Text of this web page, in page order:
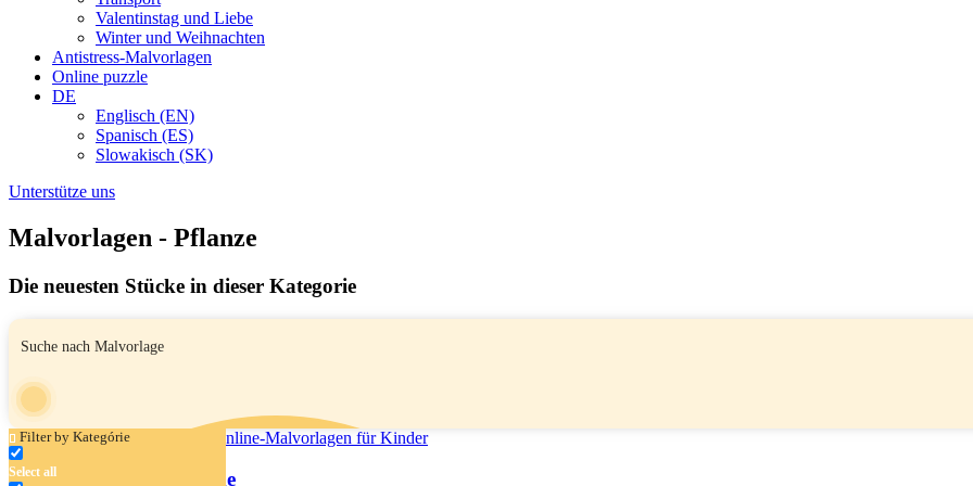
Valentinstag und Liebe
Winter und Weihnachten
Antistress-Malvorlagen
Online puzzle
DE
Englisch (EN)
Spanisch (ES)
Slowakisch (SK)
Unterstütze uns
Malvorlagen - Pflanze
Die neuesten Stücke in dieser Kategorie
Filter by Kategórie
Select all
Schmetterling und Blume